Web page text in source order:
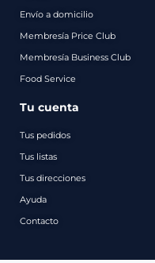
Envío a domicilio
Membresía Price Club
Membresía Business Club
Food Service
Tu cuenta
Tus pedidos
Tus listas
Tus direcciones
Ayuda
Contacto